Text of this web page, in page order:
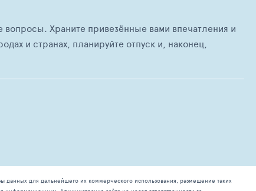
вопросы. Храните привезённые вами впечатления и
и странах, планируйте отпуск и, наконец,
для дальнейшего их коммерческого использования, размещение таких